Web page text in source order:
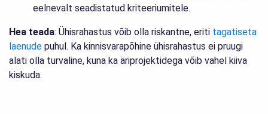
eelnevalt seadistatud kriteeriumitele.
Hea teada: Ühisrahastus võib olla riskantne, eriti tagatiseta
laenude puhul. Ka kinnisvarapõhine ühisrahastus ei pruugi
alati olla turvaline, kuna ka äriprojektidega võib vahel kiiva
kiskuda.